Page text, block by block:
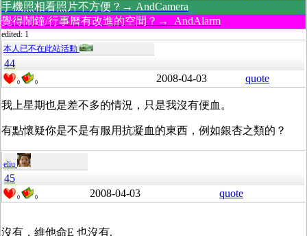
手機照相看照片不方便？→ AndCamera
覺得鬧鐘/行事曆有改進的空間？→ AndAlarm
edited: 1
本人已不在此站活動
44
0 0 2008-04-03 quote
我上星期也是差不多的情況，只是我沒有便血。
有點懷疑你是不是有服用抗凝血的東西，例如銀杏之類的？
eliu
45
0 0 2008-04-03 quote
沒有，維他命E 也沒有.